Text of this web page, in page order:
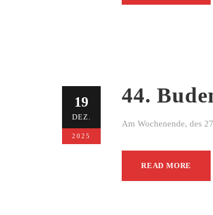
19
DEZ.
2025
44.
Am Wochenende, des
READ MORE